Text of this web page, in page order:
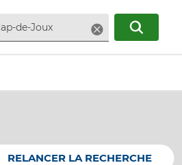
Supprimer
RELANCER LA RECHERCHE